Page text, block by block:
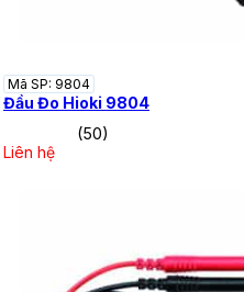
Mã SP: 9804
Đầu Đo Hioki 9804
(50)
Liên hệ